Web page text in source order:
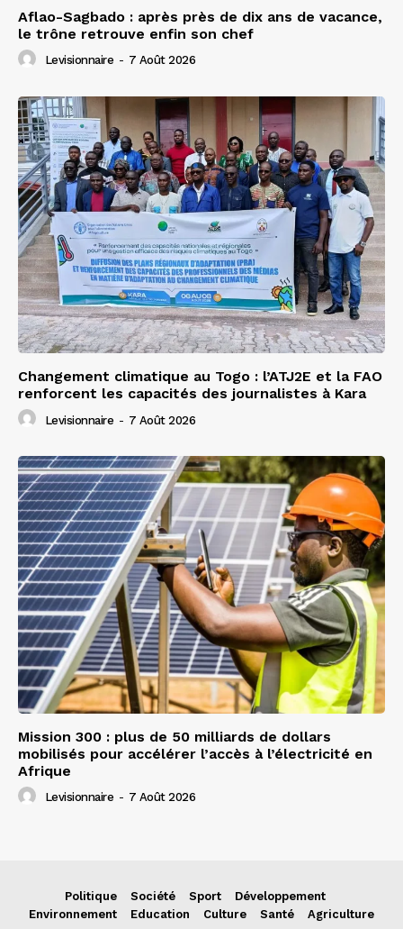
Aflao-Sagbado : après près de dix ans de vacance,
le trône retrouve enfin son chef
Levisionnaire - 7 Août 2026
Changement climatique au Togo : l’ATJ2E et la FAO
renforcent les capacités des journalistes à Kara
Levisionnaire - 7 Août 2026
Mission 300 : plus de 50 milliards de dollars
mobilisés pour accélérer l’accès à l’électricité en
Afrique
Levisionnaire - 7 Août 2026
Politique Société Sport
Développement
Environnement
Education Culture Santé Agriculture